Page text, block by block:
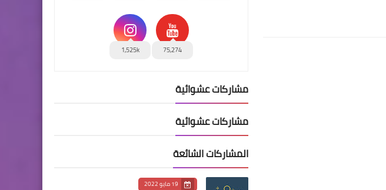
75,274
1,525k
مشاركات عشوائية
مشاركات عشوائية
المشاركات الشائعة
19 مايو 2022